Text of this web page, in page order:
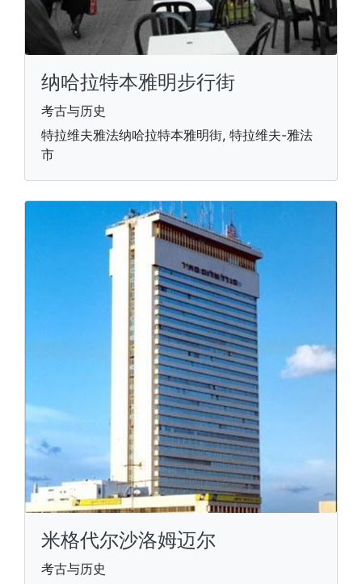
纳哈拉特本雅明步行街
考古与历史
特拉维夫雅法纳哈拉特本雅明街, 特拉维夫-雅法
市
米格代尔沙洛姆迈尔
考古与历史